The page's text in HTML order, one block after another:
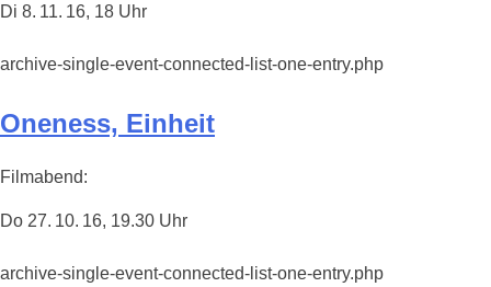
Di 8. 11. 16, 18 Uhr
archive-single-event-connected-list-one-entry.php
Oneness, Einheit
Filmabend:
Do 27. 10. 16, 19.30 Uhr
archive-single-event-connected-list-one-entry.php